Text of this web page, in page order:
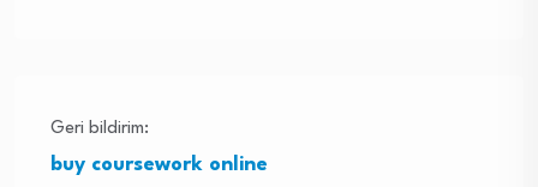
Geri bildirim:
buy coursework online